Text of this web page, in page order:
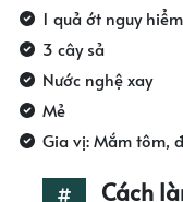
1 quả ớt nguy hiểm
3 cây sả
Nước nghệ xay
Mẻ
Gia vị: Mắm tôm,
Cách